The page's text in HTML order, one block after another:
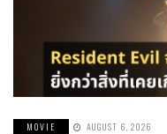
MOVIE AUGUST 6, 2026